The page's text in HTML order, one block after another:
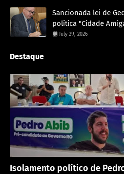
Sancionada lei de
política "Cidade
July 29, 2026
Destaque
Isolamento político de